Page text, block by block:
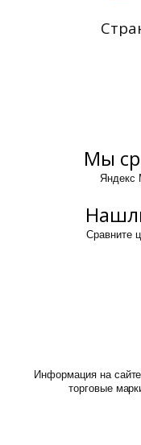
Мы
Яндекс
Сравните
Информация на
торговые